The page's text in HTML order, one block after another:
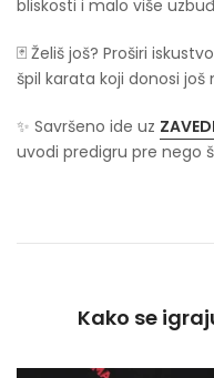
bliskosti i malo više
🃏 Želiš još? Proširi
špil karata koji donosi još
✨ Savršeno ide uz
uvodi predigru pre nego
Kako se